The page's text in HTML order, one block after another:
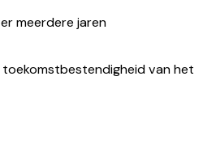
meerdere jaren
van het